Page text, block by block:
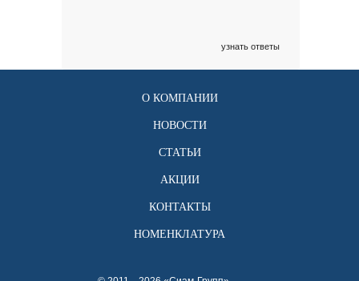
узнать ответы
О КОМПАНИИ
НОВОСТИ
СТАТЬИ
АКЦИИ
КОНТАКТЫ
НОМЕНКЛАТУРА